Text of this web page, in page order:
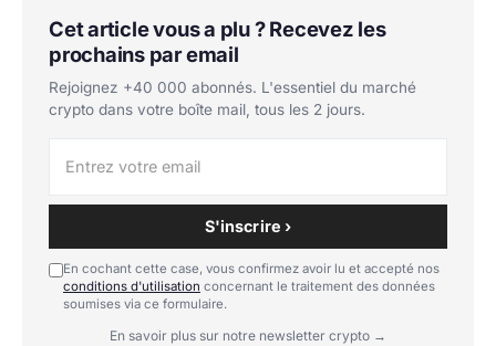
Cet article vous a plu ? Recevez les
prochains par email
Rejoignez +40 000 abonnés. L'essentiel du marché
crypto dans votre boîte mail, tous les 2 jours.
S'inscrire ›
En cochant cette case, vous confirmez avoir lu et accepté nos
conditions d'utilisation concernant le traitement des données
soumises via ce formulaire.
En savoir plus sur notre newsletter crypto →